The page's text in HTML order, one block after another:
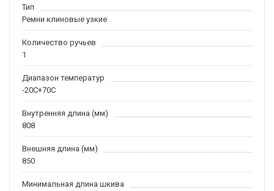
Тип
Ремни клиновые узкие
Количество ручьев
1
Диапазон температур
-20С+70С
Внутренняя длина (мм)
808
Внешняя длина (мм)
850
Минимальная длина шкива